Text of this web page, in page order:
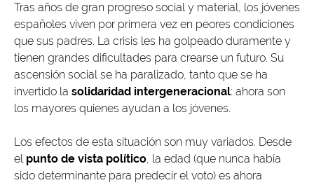
Tras años de gran progreso social y material, los jóvenes
españoles viven por primera vez en peores condiciones
que sus padres. La crisis les ha golpeado duramente y
tienen grandes dificultades para crearse un futuro. Su
ascensión social se ha paralizado, tanto que se ha
invertido la solidaridad intergeneracional: ahora son
los mayores quienes ayudan a los jóvenes.
Los efectos de esta situación son muy variados. Desde
el punto de vista político, la edad (que nunca había
sido determinante para predecir el voto) es ahora